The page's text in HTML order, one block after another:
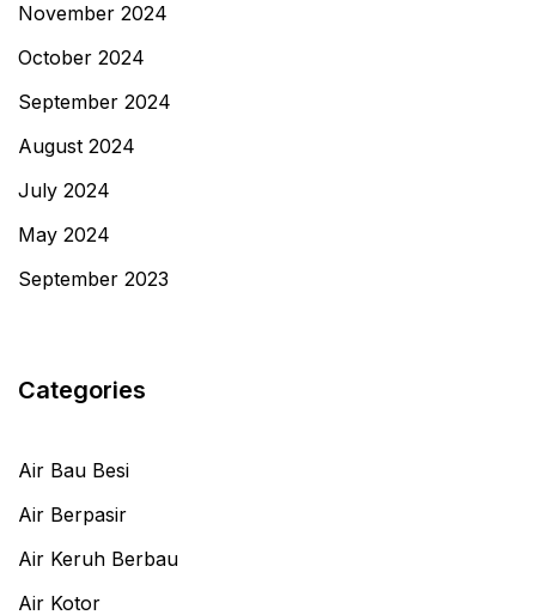
November 2024
October 2024
September 2024
August 2024
July 2024
May 2024
September 2023
Categories
Air Bau Besi
Air Berpasir
Air Keruh Berbau
Air Kotor